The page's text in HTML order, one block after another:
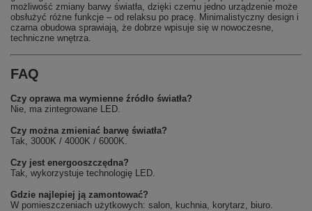
możliwość zmiany barwy światła, dzięki czemu jedno urządzenie może
obsłużyć różne funkcje – od relaksu po pracę. Minimalistyczny design i
czarna obudowa sprawiają, że dobrze wpisuje się w nowoczesne,
techniczne wnętrza.
FAQ
Czy oprawa ma wymienne źródło światła?
Nie, ma zintegrowane LED.
Czy można zmieniać barwę światła?
Tak, 3000K / 4000K / 6000K.
Czy jest energooszczędna?
Tak, wykorzystuje technologię LED.
Gdzie najlepiej ją zamontować?
W pomieszczeniach użytkowych: salon, kuchnia, korytarz, biuro.